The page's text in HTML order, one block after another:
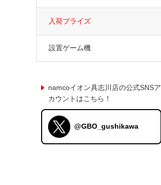
入荷プライズ
設置ゲーム機
namcoイオン具志川店の公式SNSア
カウントはこちら！
@GBO_gushikawa